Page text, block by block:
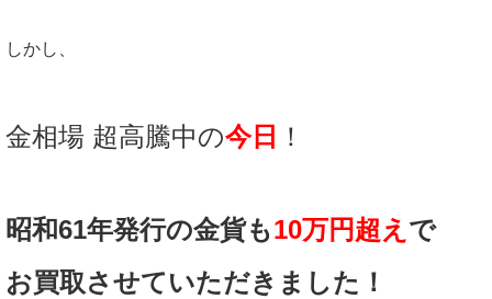
しかし、
金相場 超高騰中の今日 ！
昭和61年発行の金貨も10万円超え で
お買取させていただきました！